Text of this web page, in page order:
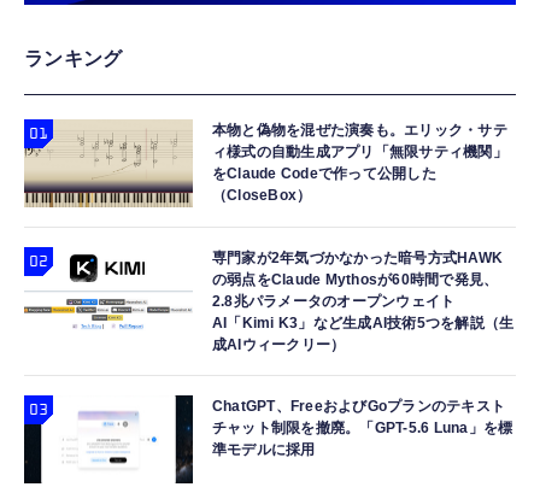
ランキング
本物と偽物を混ぜた演奏も。エリック・サテ
ィ様式の自動生成アプリ「無限サティ機関」
をClaude Codeで作って公開した
（CloseBox）
専門家が2年気づかなかった暗号方式HAWK
の弱点をClaude Mythosが60時間で発見、
2.8兆パラメータのオープンウェイト
AI「Kimi K3」など生成AI技術5つを解説（生
成AIウィークリー）
ChatGPT、FreeおよびGoプランのテキスト
チャット制限を撤廃。「GPT-5.6 Luna」を標
準モデルに採用